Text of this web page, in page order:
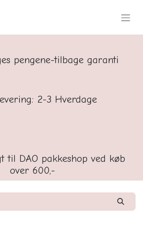
pengene-tilbage garanti
2-3 Hverdage
til DAO pakkeshop ved køb
over 600,-